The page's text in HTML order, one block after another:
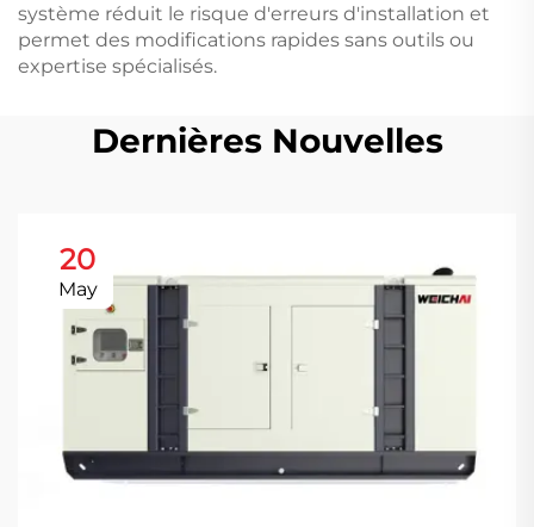
système réduit le risque d'erreurs d'installation et
permet des modifications rapides sans outils ou
expertise spécialisés.
Dernières Nouvelles
20
May